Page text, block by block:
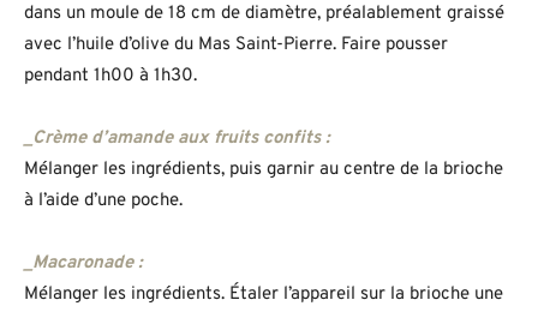
dans un moule de 18 cm de diamètre, préalablement graissé
avec l’huile d’olive du Mas Saint-Pierre. Faire pousser
pendant 1h00 à 1h30.
_Crème d’amande aux fruits confits :
Mélanger les ingrédients, puis garnir au centre de la brioche
à l’aide d’une poche.
_Macaronade :
Mélanger les ingrédients. Étaler l’appareil sur la brioche une